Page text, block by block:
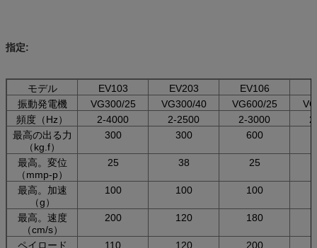
指定:
モデル EV103 EV203 EV106
振動発電機
VG300/25 VG300/40 VG600/25
頻度（Hz）
2-4000 2-2500 2-3000
最高の出る力
（kg.f）
300 300 600
最高。変位
（mmp-p）
25 38 25
最高。加速
（g）
100 100 100
最高。速度
（cm/s）
200 120 180
ペイロード 110 120 200